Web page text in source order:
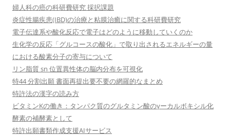
婦人科の癌の科研費研究 採択課題
炎症性腸疾患(IBD)の治療と粘膜治癒に関する科研費研究
電子伝達系や酸化反応で電子はどのように移動していくのか
生化学の反応「グルコースの酸化」で取り出されるエネルギーの量
における酸素分子の寄与について
リン脂質 sn 位置異性体の脳内分布を可視化
特44 分割出願 書面再提出要不要の網羅的なまとめ
特許法の漢字の読み方
ビタミンKの働き：タンパク質のグルタミン酸のγーカルボキシル化
酵素の補酵素として
特許出願書類作成支援AIサービス